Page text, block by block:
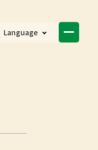
Language